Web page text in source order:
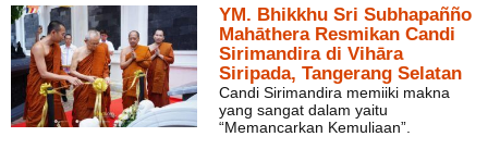
YM. Bhikkhu Sri Subhapañño
Mahāthera Resmikan Candi
Sirimandira di Vihāra
Siripada, Tangerang Selatan
Candi Sirimandira memiiki makna
yang sangat dalam yaitu
“Memancarkan Kemuliaan”.